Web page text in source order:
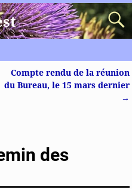
Compte rendu de la réunion
du Bureau, le 15 mars dernier
→
des